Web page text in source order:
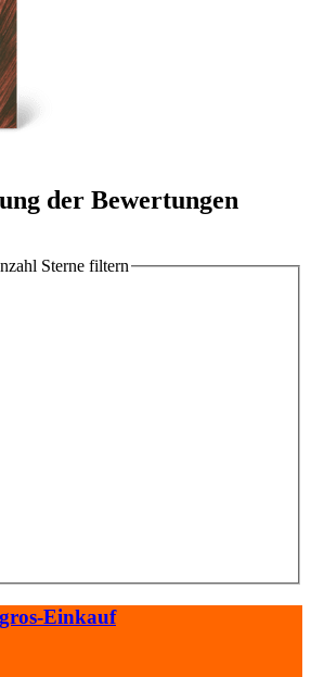
der Bewertungen
Sterne filtern
Einkauf